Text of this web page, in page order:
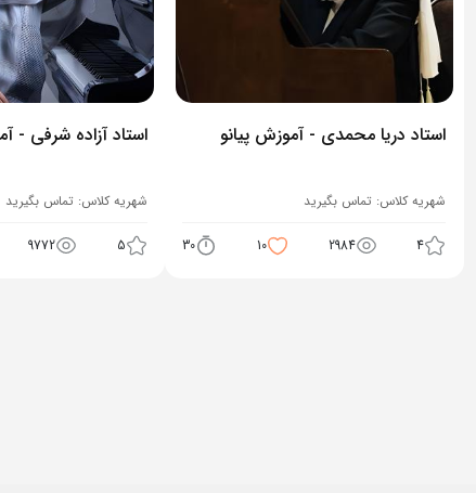
استاد دریا محمدی - آموزش پیانو
شهریه کلاس: تماس بگیرید
4
2984
10
30
استاد آزاده شرفی -
شهریه کلاس:تماس بگیرید
5
9772